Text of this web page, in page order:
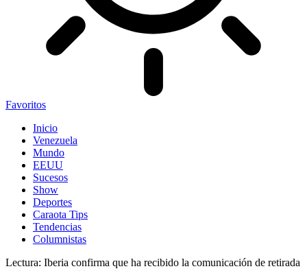
Favoritos
Inicio
Venezuela
Mundo
EEUU
Sucesos
Show
Deportes
Caraota Tips
Tendencias
Columnistas
Lectura: Iberia confirma que ha recibido la comunicación de retirada